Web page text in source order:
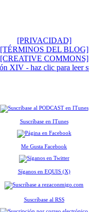
[PRIVACIDAD]
[TÉRMINOS DEL BLOG]
[CREATIVE COMMONS]
Suscríbase en ITunes
Me Gusta Facebook
Síganos en EQUIS (X)
Suscríbase al RSS